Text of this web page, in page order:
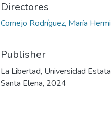
Directores
Cornejo Rodríguez, María
Publisher
La Libertad, Universidad
Santa Elena, 2024